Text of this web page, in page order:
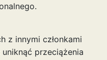
z innymi członkami
przeciążenia